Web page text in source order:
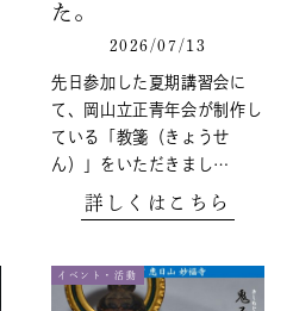
た。
2026/07/13
先日参加した夏期講習会に
て、岡山立正青年会が制作し
ている「教箋（きょうせ
ん）」をいただきまし…
詳しくはこちら
イベント・活動